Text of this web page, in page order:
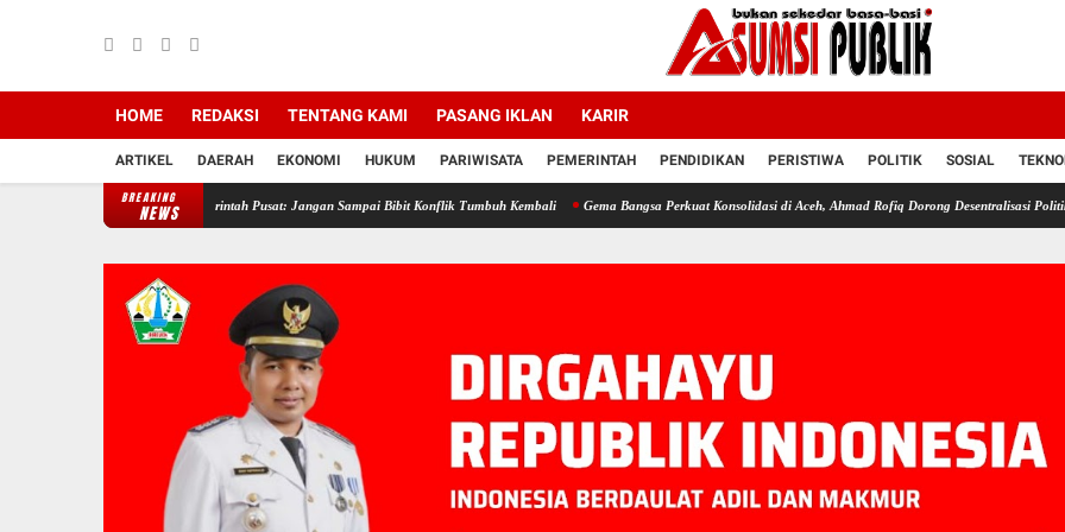
HOME REDAKSI TENTANG KAMI PASANG IKLAN KARIR
ARTIKEL DAERAH EKONOMI HUKUM PARIWISATA PEMERINTAH PENDIDIKAN PERISTIWA POLITIK SOSIAL
BREAKING
NEWS
Bireuen Ingatkan Pemerintah Pusat: Jangan Sampai Bibit Konflik Tumbuh Kembali Gema Bangsa Perkuat Konsolidasi di Aceh, Ahmad Rofiq Dorong Desentralisasi Politik Polemik